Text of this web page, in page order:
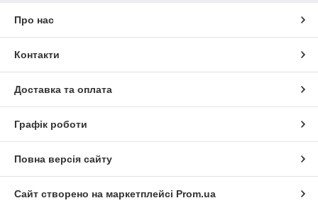
Про нас
Контакти
Доставка та оплата
Графік роботи
Повна версія сайту
Сайт створено на маркетплейсі Prom.ua